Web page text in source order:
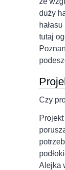
duży
tutaj
Czy
Alejka